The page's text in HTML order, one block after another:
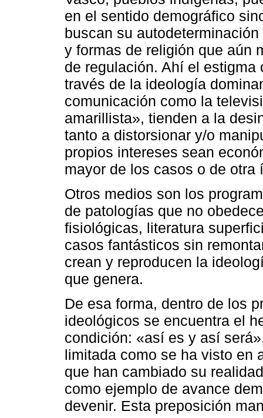
en el sentido demográfico
buscan su
y formas de religión que aún
de regulación. Ahí el
través de la ideología
comunicación como la
amarillista», tienden a la
tanto a distorsionar y/o
propios intereses sean
mayor de los casos o de otra
Otros medios son los
de patologías que no
fisiológicas, literatura
casos fantásticos sin
crean y reproducen la
que genera.
De esa forma, dentro de los
ideológicos se encuentra el
condición: «así es y así
limitada como se ha visto en
que han cambiado su
como ejemplo de avance
devenir. Esta preposición